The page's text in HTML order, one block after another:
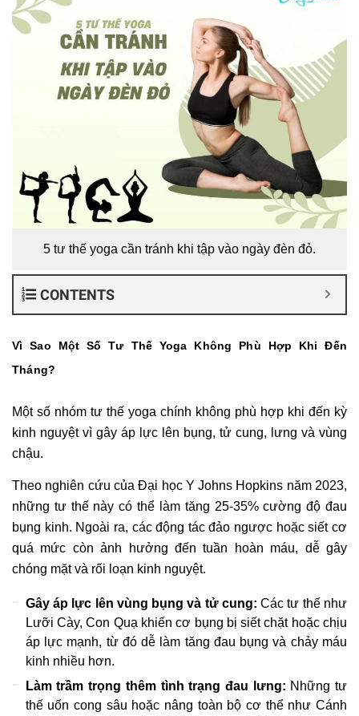
5 tư thế yoga cần tránh khi tập vào ngày đèn đỏ.
CONTENTS
Vì Sao Một Số Tư Thế Yoga Không Phù Hợp Khi Đến
Tháng?
Một số nhóm tư thế yoga chính không phù hợp khi đến kỳ
kinh nguyệt vì gây áp lực lên bụng, tử cung, lưng và vùng
chậu.
Theo nghiên cứu của Đại học Y Johns Hopkins năm 2023,
những tư thế này có thể làm tăng 25-35% cường độ đau
bụng kinh. Ngoài ra, các động tác đảo ngược hoặc siết cơ
quá mức còn ảnh hưởng đến tuần hoàn máu, dễ gây
chóng mặt và rối loạn kinh nguyệt.
Gây áp lực lên vùng bụng và tử cung: Các tư thế như
Lưỡi Cày, Con Quạ khiến cơ bụng bị siết chặt hoặc chịu
áp lực mạnh, từ đó dễ làm tăng đau bụng và chảy máu
kinh nhiều hơn.
Làm trầm trọng thêm tình trạng đau lưng: Những tư
thế uốn cong sâu hoặc nâng toàn bộ cơ thể như Cánh